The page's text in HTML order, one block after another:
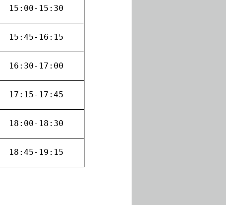
15:00-15:30
15:45-16:15
16:30-17:00
17:15-17:45
18:00-18:30
18:45-19:15